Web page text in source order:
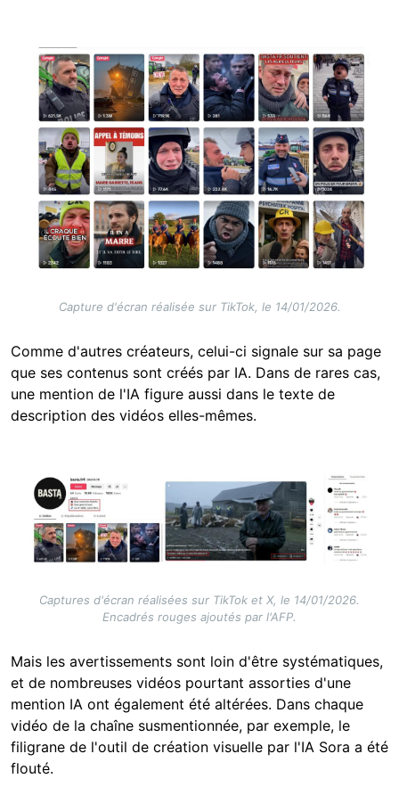
Image
Capture d'écran réalisée sur TikTok, le 14/01/2026.
Comme d'autres créateurs, celui-ci signale sur sa page
que ses contenus sont créés par IA. Dans de rares cas,
une mention de l'IA figure aussi dans le texte de
description des vidéos elles-mêmes.
Image
Captures d'écran réalisées sur TikTok et X, le 14/01/2026.
Encadrés rouges ajoutés par l'AFP.
Mais les avertissements sont loin d'être systématiques,
et de nombreuses vidéos pourtant assorties d'une
mention IA ont également été altérées. Dans chaque
vidéo de la chaîne susmentionnée, par exemple, le
filigrane de l'outil de création visuelle par l'IA Sora a été
flouté.